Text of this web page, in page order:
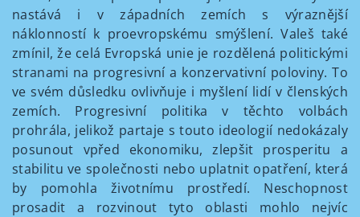
nastává i v západních zemích s výraznější
náklonností k proevropskému smýšlení. Valeš také
zmínil, že celá Evropská unie je rozdělená politickými
stranami na progresivní a konzervativní poloviny. To
ve svém důsledku ovlivňuje i myšlení lidí v členských
zemích. Progresivní politika v těchto volbách
prohrála, jelikož partaje s touto ideologií nedokázaly
posunout vpřed ekonomiku, zlepšit prosperitu a
stabilitu ve společnosti nebo uplatnit opatření, která
by pomohla životnímu prostředí. Neschopnost
prosadit a rozvinout tyto oblasti mohlo nejvíc